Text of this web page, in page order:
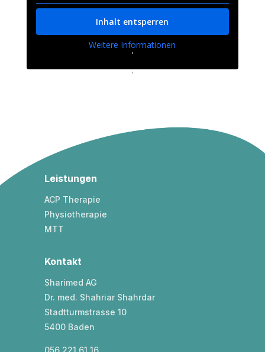
Inhalt entsperren
Weitere Informationen
'
'
Leistungen
ACP Therapie
Physiotherapie
MTT
Kontakt
Sharimed AG
Dr. med. Shahriar Shahrdar
Stadtturmstrasse 10
5400 Baden
056 221 61 16